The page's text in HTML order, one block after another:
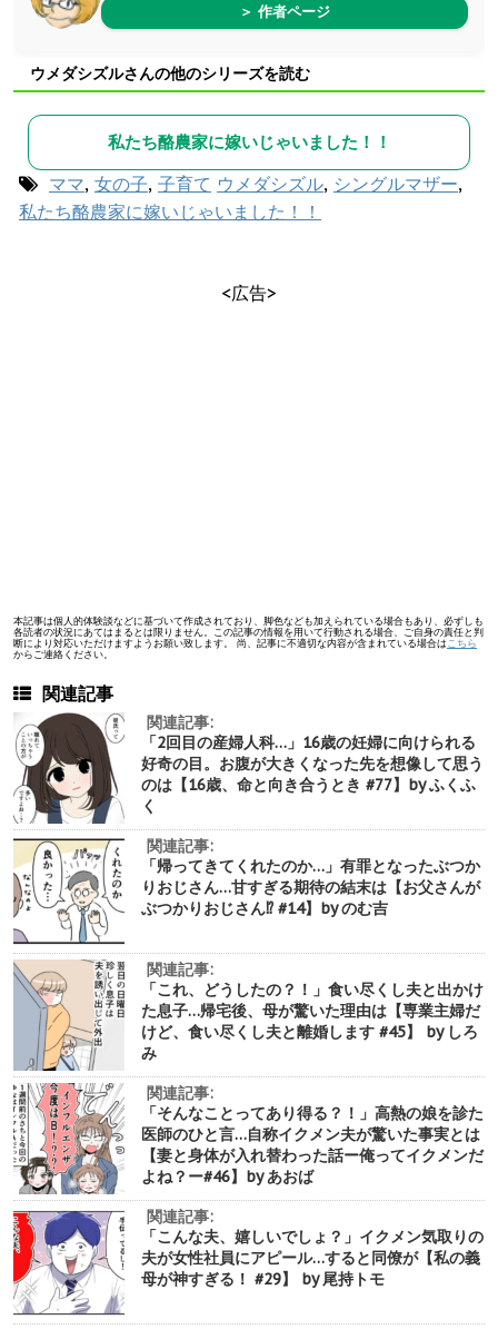
＞ 作者ページ
ウメダシズルさんの他のシリーズを読む
私たち酪農家に嫁いじゃいました！！
ママ, 女の子, 子育て ウメダシズル, シングルマザー,
私たち酪農家に嫁いじゃいました！！
<広告>
本記事は個人的体験談などに基づいて作成されており、脚色なども加えられている場合もあり、必ずしも
各読者の状況にあてはまるとは限りません。この記事の情報を用いて行動される場合、ご自身の責任と判
断により対応いただけますようお願い致します。 尚、記事に不適切な内容が含まれている場合はこちら
からご連絡ください。
関連記事
関連記事:
「2回目の産婦人科…」16歳の妊婦に向けられる
好奇の目。お腹が大きくなった先を想像して思う
のは【16歳、命と向き合うとき #77】by ふくふ
く
関連記事:
「帰ってきてくれたのか…」有罪となったぶつか
りおじさん…甘すぎる期待の結末は【お父さんが
ぶつかりおじさん⁉︎ #14】by のむ吉
関連記事:
「これ、どうしたの？！」食い尽くし夫と出かけ
た息子…帰宅後、母が驚いた理由は【専業主婦だ
けど、食い尽くし夫と離婚します #45】 by しろ
み
関連記事:
「そんなことってあり得る？！」高熱の娘を診た
医師のひと言…自称イクメン夫が驚いた事実とは
【妻と身体が入れ替わった話ー俺ってイクメンだ
よね？ー#46】by あおば
関連記事:
「こんな夫、嬉しいでしょ？」イクメン気取りの
夫が女性社員にアピール…すると同僚が【私の義
母が神すぎる！ #29】 by 尾持トモ